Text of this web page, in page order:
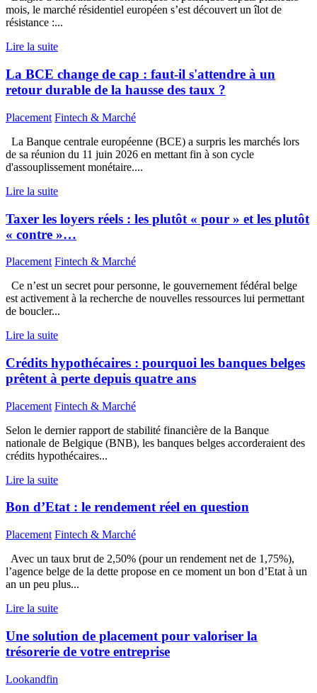
mois, le marché résidentiel européen s’est découvert un îlot de
résistance :...
Lire la suite
La BCE change de cap : faut-il s'attendre à un
retour durable de la hausse des taux ?
Placement Fintech & Marché
La Banque centrale européenne (BCE) a surpris les marchés lors
de sa réunion du 11 juin 2026 en mettant fin à son cycle
d'assouplissement monétaire....
Lire la suite
Taxer les loyers réels : les plutôt « pour » et les plutôt
« contre »…
Placement Fintech & Marché
Ce n’est un secret pour personne, le gouvernement fédéral belge
est activement à la recherche de nouvelles ressources lui permettant
de boucler...
Lire la suite
Crédits hypothécaires : pourquoi les banques belges
prêtent à perte depuis quatre ans
Placement Fintech & Marché
Selon le dernier rapport de stabilité financière de la Banque
nationale de Belgique (BNB), les banques belges accorderaient des
crédits hypothécaires...
Lire la suite
Bon d’Etat : le rendement réel en question
Placement Fintech & Marché
Avec un taux brut de 2,50% (pour un rendement net de 1,75%),
l’agence belge de la dette propose en ce moment un bon d’Etat à un
an un peu plus...
Lire la suite
Une solution de placement pour valoriser la
trésorerie de votre entreprise
Lookandfin